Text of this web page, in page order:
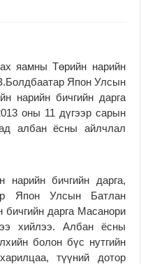
яамны Төрийн нарийн
Япон Улсын
нарийн бичгийн дарга
оны 11 дүгээр сарын
албан ёсны айлчлал
бичгийн дарга,
Япон Улсын Батлан
бичгийн дарга Масанори
хийлээ. Албан ёсны
болон бүс нутгийн
түүний дотор